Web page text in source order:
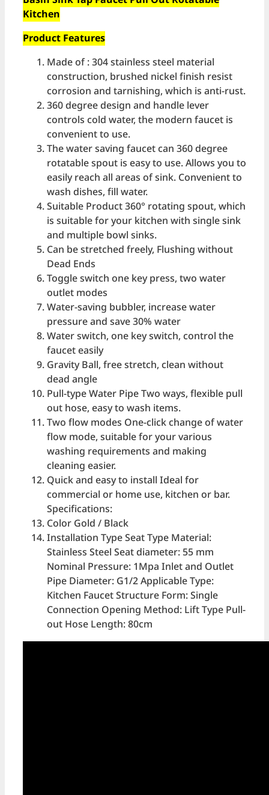
Kitchen
Product Features
Made of : 304 stainless steel material
construction, brushed nickel finish resist
corrosion and tarnishing, which is anti-rust.
360 degree design and handle lever
controls cold water, the modern faucet is
convenient to use.
The water saving faucet can 360 degree
rotatable spout is easy to use. Allows you to
easily reach all areas of sink. Convenient to
wash dishes, fill water.
Suitable Product 360° rotating spout, which
is suitable for your kitchen with single sink
and multiple bowl sinks.
Can be stretched freely, Flushing without
Dead Ends
Toggle switch one key press, two water
outlet modes
Water-saving bubbler, increase water
pressure and save 30% water
Water switch, one key switch, control the
faucet easily
Gravity Ball, free stretch, clean without
dead angle
Pull-type Water Pipe Two ways, flexible pull
out hose, easy to wash items.
Two flow modes One-click change of water
flow mode, suitable for your various
washing requirements and making
cleaning easier.
Quick and easy to install Ideal for
commercial or home use, kitchen or bar.
Specifications:
Color Gold / Black
Installation Type Seat Type Material:
Stainless Steel Seat diameter: 55 mm
Nominal Pressure: 1Mpa Inlet and Outlet
Pipe Diameter: G1/2 Applicable Type:
Kitchen Faucet Structure Form: Single
Connection Opening Method: Lift Type Pull-
out Hose Length: 80cm